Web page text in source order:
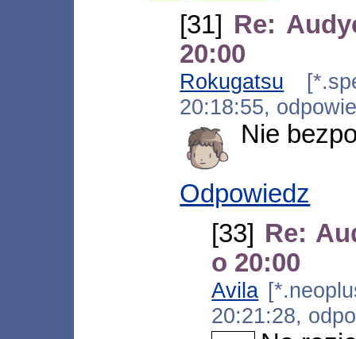
[31] Re:
20:00
Rokugatsu
20:18:55,
Nie
Odpowiedz
[33] Re:
o 20:00
Avila
20:21:28,